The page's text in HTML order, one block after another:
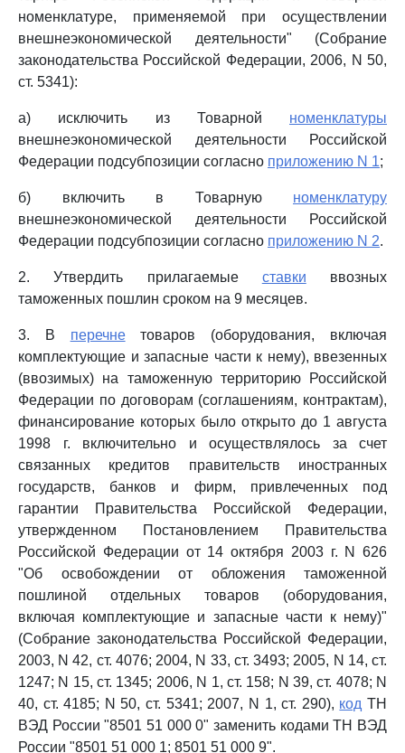
номенклатуре, применяемой при осуществлении
внешнеэкономической деятельности" (Собрание
законодательства Российской Федерации, 2006, N 50,
ст. 5341):
а) исключить из Товарной номенклатуры
внешнеэкономической деятельности Российской
Федерации подсубпозиции согласно приложению N 1;
б) включить в Товарную номенклатуру
внешнеэкономической деятельности Российской
Федерации подсубпозиции согласно приложению N 2.
2. Утвердить прилагаемые ставки ввозных
таможенных пошлин сроком на 9 месяцев.
3. В перечнетоваров (оборудования, включая
комплектующие и запасные части к нему), ввезенных
(ввозимых) на таможенную территорию Российской
Федерации по договорам (соглашениям, контрактам),
финансирование которых было открыто до 1 августа
1998 г. включительно и осуществлялось за счет
связанных кредитов правительств иностранных
государств, банков и фирм, привлеченных под
гарантии Правительства Российской Федерации,
утвержденном Постановлением Правительства
Российской Федерации от 14 октября 2003 г. N 626
"Об освобождении от обложения таможенной
пошлиной отдельных товаров (оборудования,
включая комплектующие и запасные части к нему)"
(Собрание законодательства Российской Федерации,
2003, N 42, ст. 4076; 2004, N 33, ст. 3493; 2005, N 14, ст.
1247; N 15, ст. 1345; 2006, N 1, ст. 158; N 39, ст. 4078; N
40, ст. 4185; N 50, ст. 5341; 2007, N 1, ст. 290), код ТН
ВЭД России "8501 51 000 0" заменить кодами ТН ВЭД
России "8501 51 000 1; 8501 51 000 9".